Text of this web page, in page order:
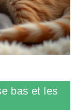
bas et les